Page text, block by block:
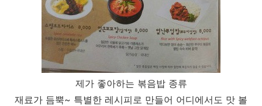
제가 좋아하는 볶음밥 종류
재료가 듬뿍~ 특별한 레시피로 만들어 어디에서도 맛 볼